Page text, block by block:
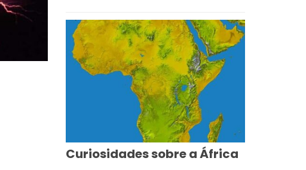
Curiosidades sobre a África